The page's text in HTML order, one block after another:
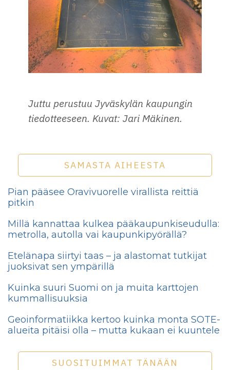
Juttu perustuu Jyväskylän kaupungin
tiedotteeseen. Kuvat: Jari Mäkinen.
SAMASTA AIHEESTA
Pian pääsee Oravivuorelle virallista reittiä
pitkin
Millä kannattaa kulkea pääkaupunkiseudulla:
met­rol­la, au­tol­la vai kau­pun­ki­pyö­räl­lä?
Etelänapa siirtyi taas – ja alastomat tutkijat
juoksivat sen ympärillä
Kuinka suuri Suomi on ja muita karttojen
kummallisuuksia
Geoinformatiikka kertoo kuinka monta SOTE-
alueita pitäisi olla – mutta kukaan ei kuuntele
SUOSITUIMMAT TÄNÄÄN